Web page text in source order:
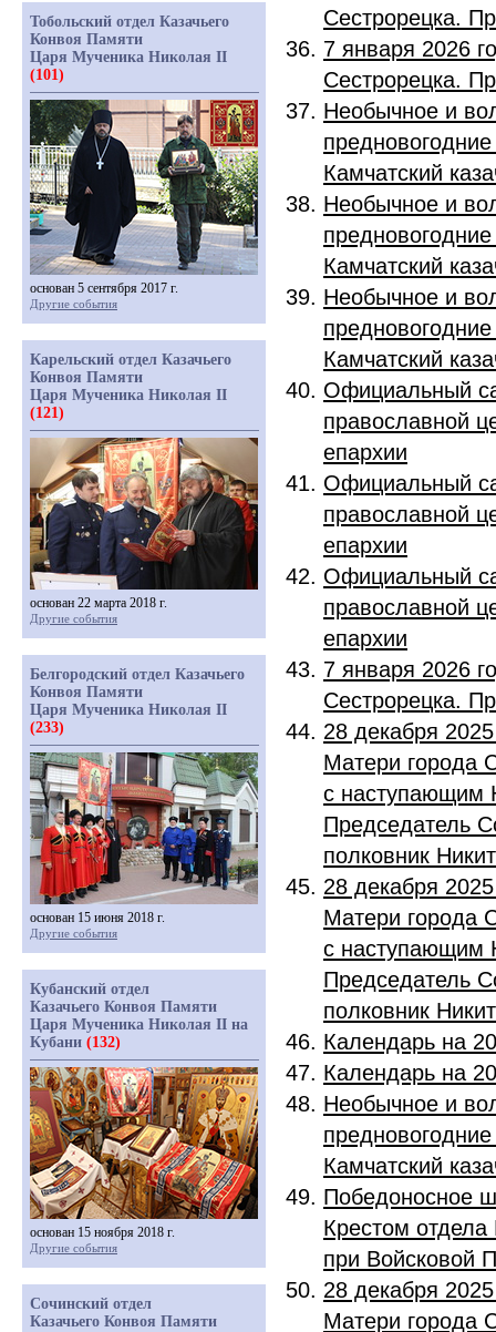
Сестрорецка.
7 января 2026
Сестрорецка.
Необычное и
Камчатский
Необычное и
Камчатский
Необычное и
Камчатский
Официальный
православной
епархии
Официальный
православной
епархии
Официальный
православной
епархии
7 января 2026
Сестрорецка.
28 декабря
Матери города
с наступающим
Председатель
полковник
28 декабря
Матери города
с наступающим
Председатель
полковник
Календарь на
Календарь на
Необычное и
Камчатский
Победоносное
Крестом
при
28 декабря
Матери города
Тобольский отдел Казачьего
Конвоя Памяти
Царя Мученика Николая II
(101)
основан 5 сентября 2017 г.
Другие события
Карельский отдел Казачьего
Конвоя Памяти
Царя Мученика Николая II
(121)
основан 22 марта 2018 г.
Другие события
Белгородский отдел Казачьего
Конвоя Памяти
Царя Мученика Николая II
(233)
основан 15 июня 2018 г.
Другие события
Кубанский отдел
Казачьего Конвоя Памяти
Царя Мученика Николая II на
Кубани (132)
основан 15 ноября 2018 г.
Другие события
Сочинский отдел
Казачьего Конвоя Памяти